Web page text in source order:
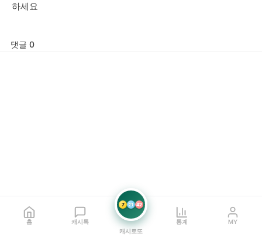
하세요
댓글 0
홈 캐시톡
7 21 42
캐시로또
통계 MY